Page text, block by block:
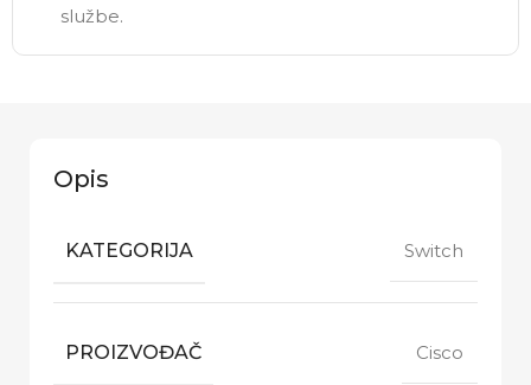
službe.
Opis
KATEGORIJA Switch
PROIZVOĐAČ Cisco